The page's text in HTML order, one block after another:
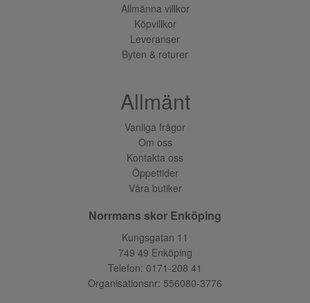
Allmänna villkor
Köpvillkor
Leveranser
Byten & returer
Allmänt
Vanliga frågor
Om oss
Kontakta oss
Öppettider
Våra butiker
Norrmans skor Enköping
Kungsgatan 11
749 49 Enköping
Telefon: 0171-208 41
Organisationsnr: 556080-3776